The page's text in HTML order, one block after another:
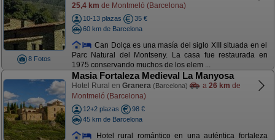
8 Fotos
25,4 km de Montmeló (Barcelona)
10-13 plazas
35 €
60 km de Barcelona
Can Dolça es una masía del siglo XIII situada en el
Parc Natural del Montseny. La casa fue restaurada en
1975 conservando muchos de los elem ...
Masia Fortaleza Medieval La Manyosa
Hotel Rural en Granera (Barcelona) a 26 km de
Montmeló (Barcelona)
12+2 plazas
98 €
45 km de Barcelona
Hotel rural romántico en una auténtica fortaleza